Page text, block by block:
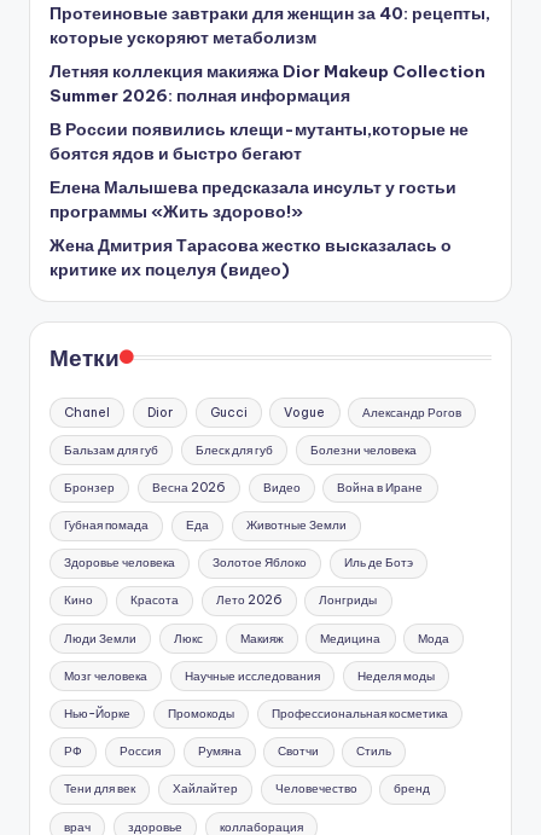
Протеиновые завтраки для женщин за 40: рецепты,
которые ускоряют метаболизм
Летняя коллекция макияжа Dior Makeup Collection
Summer 2026: полная информация
В России появились клещи-мутанты,которые не
боятся ядов и быстро бегают
Елена Малышева предсказала инсульт у гостьи
программы «Жить здорово!»
Жена Дмитрия Тарасова жестко высказалась о
критике их поцелуя (видео)
Метки
Chanel Dior Gucci Vogue Александр Рогов
Бальзам для губ Блеск для губ Болезни человека
Бронзер Весна 2026 Видео Война в Иране
Губная помада Еда Животные Земли
Здоровье человека Золотое Яблоко Иль де Ботэ
Кино Красота Лето 2026 Лонгриды
Люди Земли Люкс Макияж Медицина Мода
Мозг человека Научные исследования Неделя моды
Нью-Йорке Промокоды Профессиональная косметика
РФ Россия Румяна Свотчи Стиль
Тени для век Хайлайтер Человечество бренд
врач здоровье коллаборация